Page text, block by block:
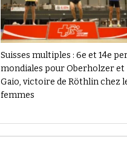
Suisses multiples : 6e et 14e
mondiales pour Oberholzer et
Gaio, victoire de Röthlin chez
femmes